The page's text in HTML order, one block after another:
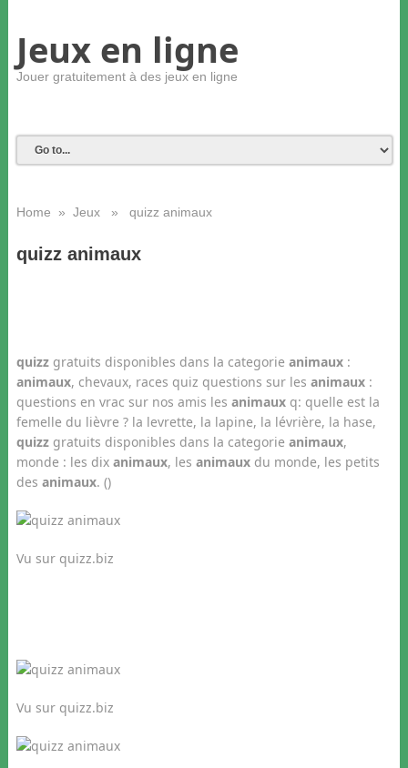
Jeux en ligne
Jouer gratuitement à des jeux en ligne
Home » Jeux» quizz animaux
quizz animaux
quizzgratuits disponibles dans la categorie animaux:
animaux, chevaux, races quiz questions sur les animaux:
questions en vrac sur nos amis les animauxq: quelle est la
femelle du lièvre ? la levrette, la lapine, la lévrière, la hase,
quizzgratuits disponibles dans la categorie animaux,
monde : les dix animaux, les animauxdu monde, les petits
des animaux. ()
Vu sur quizz.biz
Vu sur quizz.biz